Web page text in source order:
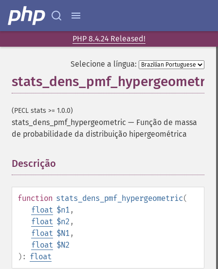
PHP 8.4.24 Released!
Selecione a língua:
stats_dens_pmf_hypergeometric
(PECL stats >= 1.0.0)
stats_dens_pmf_hypergeometric — Função de massa
de probabilidade da distribuição hipergeométrica
Descrição
function stats_dens_pmf_hypergeometric(
float $n1,
float $n2 ,
float $N1,
float $N2
): float